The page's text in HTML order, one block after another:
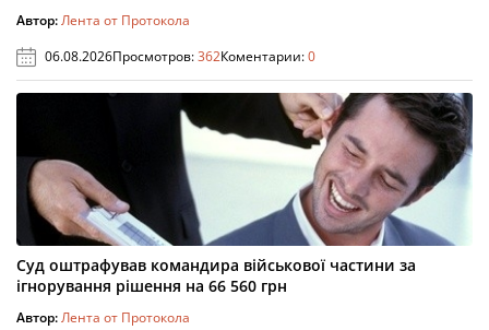
Автор:Лента от Протокола
06.08.2026Просмотров:362Коментарии:0
Суд оштрафував командира військової частини за
ігнорування рішення на 66 560 грн
Автор:Лента от Протокола